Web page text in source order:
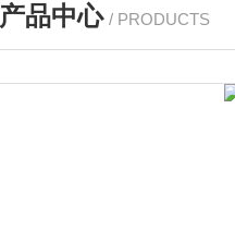
产品中心 / PRODUCTS